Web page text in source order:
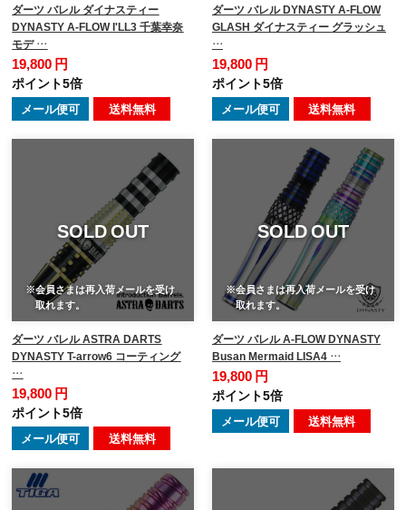
ダーツ バレル ダイナスティー
DYNASTY A-FLOW I'LL3 千葉幸奈
モデ …
19,800 円
ポイント5倍
メール便可 送料無料
ダーツ バレル DYNASTY A-FLOW
GLASH ダイナスティー グラッシュ
…
19,800 円
ポイント5倍
メール便可 送料無料
SOLD OUT
※会員さまは再入荷メールを受け
取れます。
ダーツ バレル ASTRA DARTS
DYNASTY T-arrow6 コーティング
…
19,800 円
ポイント5倍
メール便可 送料無料
SOLD OUT
※会員さまは再入荷メールを受け
取れます。
ダーツ バレル A-FLOW DYNASTY
Busan Mermaid LISA4 …
19,800 円
ポイント5倍
メール便可 送料無料